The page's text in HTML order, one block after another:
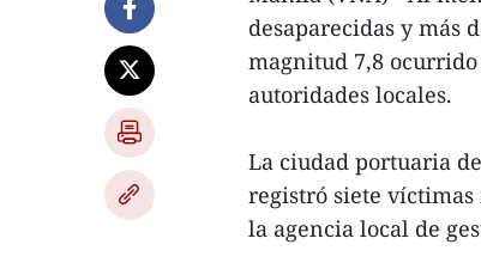
desaparecidas y más
magnitud 7,8
autoridades locales.
La ciudad portuaria
registró siete
la agencia local de